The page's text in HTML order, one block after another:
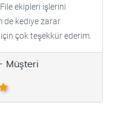
ekipleri işlerini
de kediye zarar
çok teşekkür ederim.
Müşteri